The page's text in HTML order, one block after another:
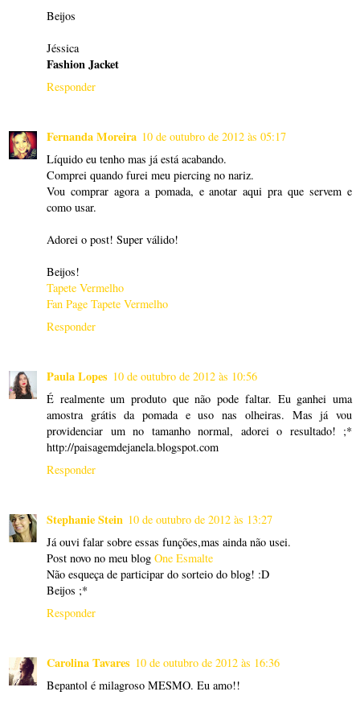
Beijos
Jéssica
Fashion Jacket
Responder
Fernanda Moreira 10 de outubro de 2012 às 05:17
Líquido eu tenho mas já está acabando.
Comprei quando furei meu piercing no nariz.
Vou comprar agora a pomada, e anotar aqui pra que servem e
como usar.
Adorei o post! Super válido!
Beijos!
Tapete Vermelho
Fan Page Tapete Vermelho
Responder
Paula Lopes 10 de outubro de 2012 às 10:56
É realmente um produto que não pode faltar. Eu ganhei uma
amostra grátis da pomada e uso nas olheiras. Mas já vou
providenciar um no tamanho normal, adorei o resultado! ;*
http://paisagemdejanela.blogspot.com
Responder
Stephanie Stein 10 de outubro de 2012 às 13:27
Já ouvi falar sobre essas funções,mas ainda não usei.
Post novo no meu blog One Esmalte
Não esqueça de participar do sorteio do blog! :D
Beijos ;*
Responder
Carolina Tavares 10 de outubro de 2012 às 16:36
Bepantol é milagroso MESMO. Eu amo!!